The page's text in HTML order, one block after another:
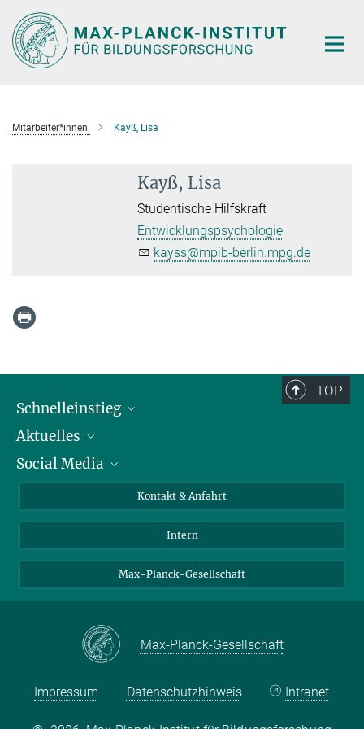
Hauptinhalt
Mitarbeiter*innen Kayß, Lisa
Kayß, Lisa
Studentische Hilfskraft
Entwicklungspsychologie
kayss@mpib-berlin.mpg.de
TOP
Schnelleinstieg
Personen
Pressebereich
Aktuelles
Stellenangebote
Social Media
LinkedIn
Kontakt & Anfahrt
Intern
Max-Planck-Gesellschaft
Max-Planck-Gesellschaft
Impressum Datenschutzhinweis Intranet